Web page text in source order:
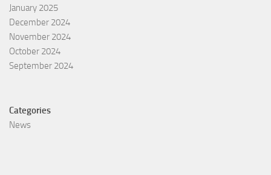
January 2025
December 2024
November 2024
October 2024
September 2024
Categories
News